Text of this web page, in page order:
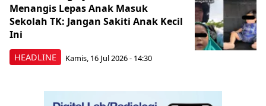
HEADLINE
Menangis Lepas Anak Masuk
Sekolah TK: Jangan Sakiti Anak Kecil
Ini
Kamis, 16 Jul 2026 - 14:30